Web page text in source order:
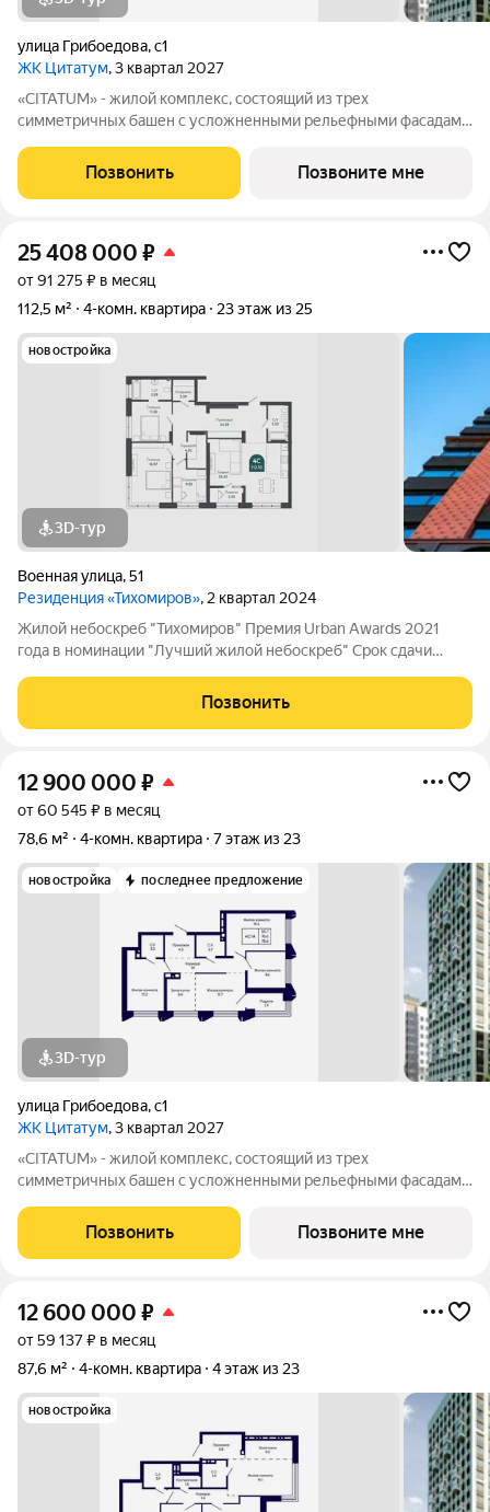
улица Грибоедова,с1
ЖК Цитатум, 3 квартал 2027
«CITATUM» - жилой комплекс, состоящий из трех
симметричных башен с усложненными рельефными фасадами
котором расположится просторное дизайнерское лобби с
консьержем и мягкой зоной ожидания.
Позвонить Позвоните мне
25 408 000 ₽
от 91 275 ₽ в месяц
112,5 м²
4-комн. квартира 23 этаж из 25
новостройка
3D-тур
Военная улица,51
Резиденция «Тихомиров», 2 квартал 2024
Жилой небоскреб "Тихомиров" Премия Urban Awards 2021
года в номинации "Лучший жилой небоскреб" Срок сдачи
работать, не задумываясь о бытовых вопросах.
Позвонить
12 900 000 ₽
от 60 545 ₽ в месяц
78,6 м²
4-комн. квартира 7 этаж из 23
новостройка последнее предложение
3D-тур
улица Грибоедова,с1
ЖК Цитатум, 3 квартал 2027
«CITATUM» - жилой комплекс, состоящий из трех
симметричных башен с усложненными рельефными фасадами
котором расположится просторное дизайнерское лобби с
консьержем и мягкой зоной ожидания.
Позвонить Позвоните мне
12 600 000 ₽
от 59 137 ₽ в месяц
87,6 м²
4-комн. квартира 4 этаж из 23
новостройка